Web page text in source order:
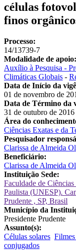
células
finos
Processo:
14/13739-7
Modalidade de apoio:
Auxílio à Pesquisa -
Climáticas Globais -
Data de Início da
01 de novembro de
Data de Término da
31 de outubro de 2016
Área do
Ciências Exatas e da
Pesquisador
Clarissa de Almeida
Beneficiário:
Clarissa de Almeida
Instituição Sede:
Faculdade de
Paulista (UNESP).
Prudente , SP, Brasil
Município da
Presidente Prudente
Assunto(s):
Células solares
conjugados